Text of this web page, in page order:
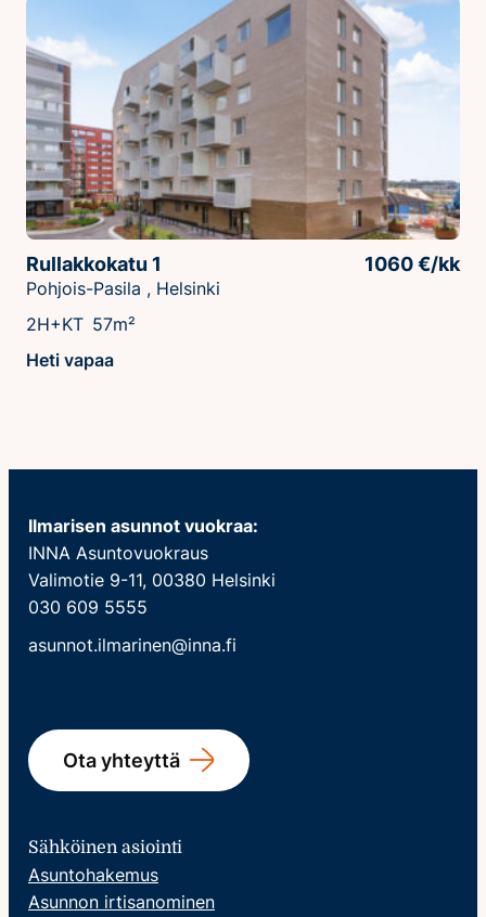
Rullakkokatu 1 1060 €/kk
Pohjois-Pasila , Helsinki
2H+KT 57m²
Heti vapaa
Ilmarisen asunnot vuokraa:
INNA Asuntovuokraus
Valimotie 9-11, 00380 Helsinki
030 609 5555
asunnot.ilmarinen@inna.fi
Ota yhteyttä
Sähköinen asiointi
Asuntohakemus
Asunnon irtisanominen